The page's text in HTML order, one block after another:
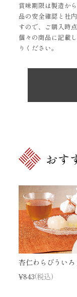
賞味期限は製造か
品の安全確認と社
すので、ご購入時
個々の商品に記載
りください。
おす
杏仁わらびうい
¥843(税込)